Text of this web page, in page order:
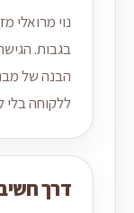
נוי מרואלי
בגבות.
הבנה של
ללקוחה בלי
דרך